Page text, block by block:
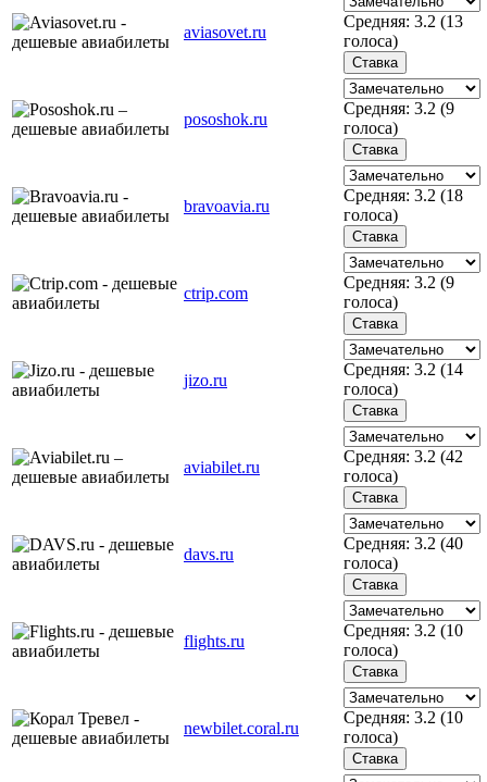
aviasovet.ru
Средняя: 3.2 (13
голоса)
pososhok.ru
Средняя: 3.2 (9
голоса)
bravoavia.ru
Средняя: 3.2 (18
голоса)
ctrip.com
Средняя: 3.2 (9
голоса)
jizo.ru
Средняя: 3.2 (14
голоса)
aviabilet.ru
Средняя: 3.2 (42
голоса)
davs.ru
Средняя: 3.2 (40
голоса)
flights.ru
Средняя: 3.2 (10
голоса)
newbilet.coral.ru
Средняя: 3.2 (10
голоса)